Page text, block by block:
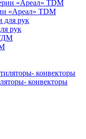
«Ареал» TDM
рук
конвекторы